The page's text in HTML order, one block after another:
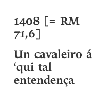
1408 [= RM
71,6]
Un cavaleiro á
‘qui tal
entendença